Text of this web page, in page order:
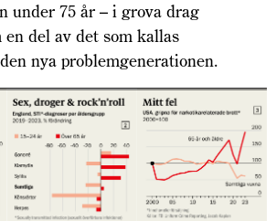
under 75 år – i grova drag
en del av det som kallas
nya problemgenerationen.